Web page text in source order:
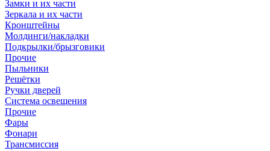
Замки и их части
Зеркала и их части
Кронштейны
Молдинги/накладки
Подкрылки/брызговики
Прочие
Пыльники
Решётки
Ручки дверей
Система освещения
Прочие
Фары
Фонари
Трансмиссия